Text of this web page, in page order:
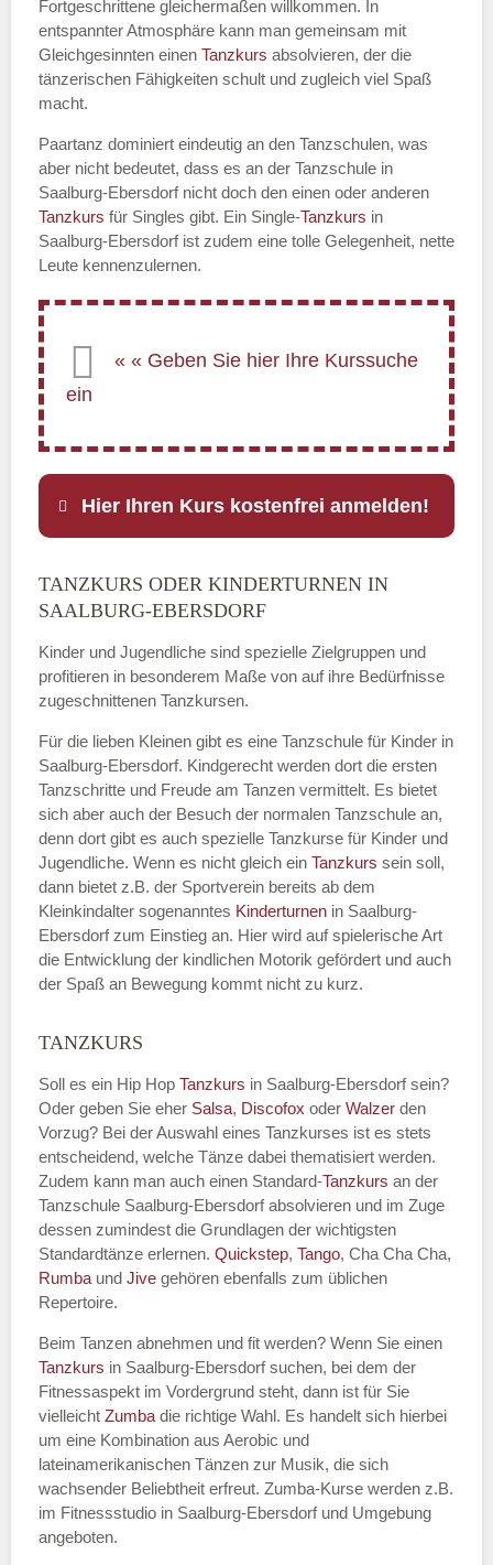
Fortgeschrittene gleichermaßen willkommen. In
entspannter Atmosphäre kann man gemeinsam mit
Gleichgesinnten einen Tanzkurs absolvieren, der die
tänzerischen Fähigkeiten schult und zugleich viel Spaß
macht.
Paartanz dominiert eindeutig an den Tanzschulen, was
aber nicht bedeutet, dass es an der Tanzschule in
Saalburg-Ebersdorf nicht doch den einen oder anderen
Tanzkurs für Singles gibt. Ein Single-Tanzkurs in
Saalburg-Ebersdorf ist zudem eine tolle Gelegenheit, nette
Leute kennenzulernen.
Hier Ihren Kurs kostenfrei anmelden!
Name*
E-Mail*
Name der Tanzschule
Kontakt E-Mail
Name des Tanzkurs*
Tanzart*
TANZKURS ODER KINDERTURNEN IN
SAALBURG-EBERSDORF
Kinder und Jugendliche sind spezielle Zielgruppen und
profitieren in besonderem Maße von auf ihre Bedürfnisse
zugeschnittenen Tanzkursen.
Für die lieben Kleinen gibt es eine Tanzschule für Kinder in
Saalburg-Ebersdorf. Kindgerecht werden dort die ersten
Tanzschritte und Freude am Tanzen vermittelt. Es bietet
sich aber auch der Besuch der normalen Tanzschule an,
denn dort gibt es auch spezielle Tanzkurse für Kinder und
Jugendliche. Wenn es nicht gleich ein Tanzkurs sein soll,
dann bietet z.B. der Sportverein bereits ab dem
Kleinkindalter sogenanntes Kinderturnen in Saalburg-
Ebersdorf zum Einstieg an. Hier wird auf spielerische Art
die Entwicklung der kindlichen Motorik gefördert und auch
der Spaß an Bewegung kommt nicht zu kurz.
TANZKURS
Soll es ein Hip Hop Tanzkurs in Saalburg-Ebersdorf sein?
Oder geben Sie eher Salsa, Discofox oder Walzer den
Vorzug? Bei der Auswahl eines Tanzkurses ist es stets
entscheidend, welche Tänze dabei thematisiert werden.
Zudem kann man auch einen Standard-Tanzkurs an der
Tanzschule Saalburg-Ebersdorf absolvieren und im Zuge
dessen zumindest die Grundlagen der wichtigsten
Standardtänze erlernen. Quickstep, Tango, Cha Cha Cha,
Rumba und Jive gehören ebenfalls zum üblichen
Repertoire.
Beim Tanzen abnehmen und fit werden? Wenn Sie einen
Tanzkurs in Saalburg-Ebersdorf suchen, bei dem der
Fitnessaspekt im Vordergrund steht, dann ist für Sie
vielleicht Zumba die richtige Wahl. Es handelt sich hierbei
um eine Kombination aus Aerobic und
lateinamerikanischen Tänzen zur Musik, die sich
wachsender Beliebtheit erfreut. Zumba-Kurse werden z.B.
im Fitnessstudio in Saalburg-Ebersdorf und Umgebung
angeboten.